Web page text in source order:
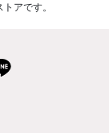
アです。